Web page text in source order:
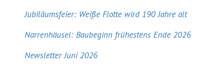
Jubiläumsfeier: Weiße Flotte wird 190 Jahre alt
Narrenhäusel: Baubeginn frühestens Ende 2026
Newsletter Juni 2026